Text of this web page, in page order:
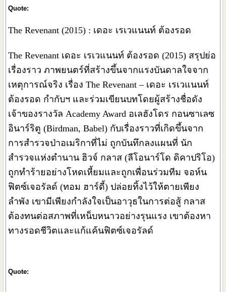
Quote:
The Revenant (2015) : เดอะ เรเวแนนท์ ต้องรอด
The Revenant เดอะ เรเวแนนท์ ต้องรอด (2015) สรุปย่อ
เรื่องราว ภาพยนตร์ที่สร้างขึ้นจากแรงบันดาลใจจาก
เหตุการณ์จริง เรื่อง The Revenant – เดอะ เรเวแนนท์
ต้องรอด กำกับฯ และร่วมเขียนบทโดยผู้สร้างชื่อดัง
เจ้าของรางวัล Academy Award อเลฮังโดร กอนซาเลซ
อินาร์ริตู (Birdman, Babel) กับเรื่องราวที่เกิดขึ้นจาก
การสำรวจป่าอเมริกาที่ไม่ ถูกบันทึกลงแผนที่ นัก
สำรวจแห่งตำนาน ฮิวจ์ กลาส (ลีโอนาร์โด ดิคาปริโอ)
ถูกทำร้ายอย่างโหดเหี้ยมและถูกเพื่อนร่วมทีม จอห์น
ฟิตซ์เจอรัลด์ (ทอม ฮาร์ดี้) ปล่อยทิ้งไว้ให้ตายเพียง
ลำพัง เขามีเพียงกำลังใจเป็นอาวุธในการต่อสู้ กลาส
ต้องทนต่อสภาพที่เหน็บหนาวอย่างรุนแรง เขาต้องหา
ทางรอดชีวิตและแก้แค้นฟิตซ์เจอรัลด์
Quote: